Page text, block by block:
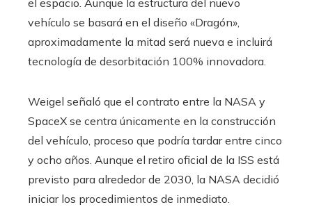
el espacio. Aunque la estructura del nuevo
vehículo se basará en el diseño «Dragón»,
aproximadamente la mitad será nueva e incluirá
tecnología de desorbitación 100% innovadora.
Weigel señaló que el contrato entre la NASA y
SpaceX se centra únicamente en la construcción
del vehículo, proceso que podría tardar entre cinco
y ocho años. Aunque el retiro oficial de la ISS está
previsto para alrededor de 2030, la NASA decidió
iniciar los procedimientos de inmediato.